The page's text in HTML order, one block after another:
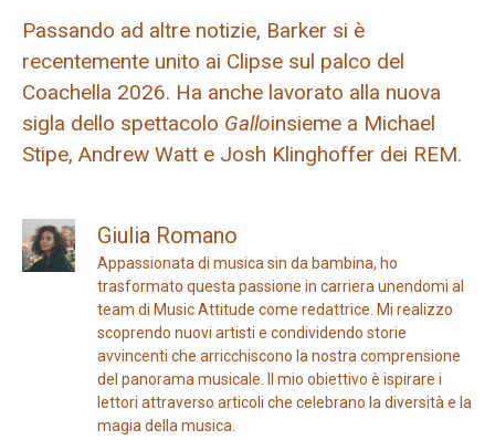
Passando ad altre notizie, Barker si è
recentemente unito ai Clipse sul palco del
Coachella 2026. Ha anche lavorato alla nuova
sigla dello spettacolo Galloinsieme a Michael
Stipe, Andrew Watt e Josh Klinghoffer dei REM.
Giulia Romano
Appassionata di musica sin da bambina, ho
trasformato questa passione in carriera unendomi al
team di Music Attitude come redattrice. Mi realizzo
scoprendo nuovi artisti e condividendo storie
avvincenti che arricchiscono la nostra comprensione
del panorama musicale. Il mio obiettivo è ispirare i
lettori attraverso articoli che celebrano la diversità e la
magia della musica.